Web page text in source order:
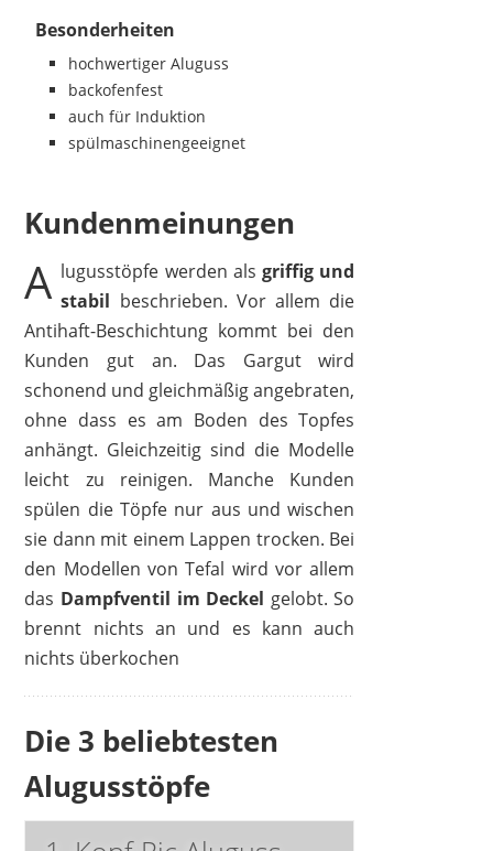
Besonderheiten
hochwertiger Aluguss
backofenfest
auch für Induktion
spülmaschinengeeignet
Kundenmeinungen
A lugusstöpfe werden alsgriffig und
stabil beschrieben. Vor allem die
Antihaft-Beschichtung kommt bei den
Kunden gut an. Das Gargut wird
schonend und gleichmäßig angebraten,
ohne dass es am Boden des Topfes
anhängt. Gleichzeitig sind die Modelle
leicht zu reinigen. Manche Kunden
spülen die Töpfe nur aus und wischen
sie dann mit einem Lappen trocken. Bei
den Modellen von Tefal wird vor allem
das Dampfventil im Deckel gelobt. So
brennt nichts an und es kann auch
nichts überkochen
Die 3 beliebtesten
Alugusstöpfe